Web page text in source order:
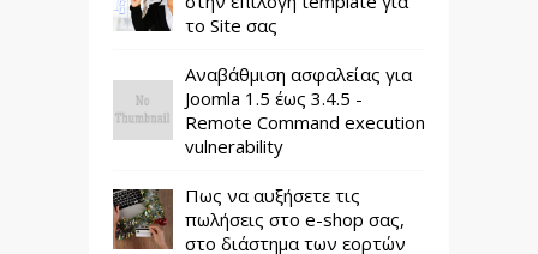
το Site σας
Αναβάθμιση ασφαλείας για
Joomla 1.5 έως 3.4.5 -
Remote Command execution
vulnerability
Πως να αυξήσετε τις
πωλήσεις στο e-shop σας,
στο διάστημα των εορτών